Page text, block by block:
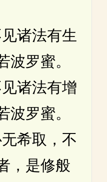
诸法有生
波罗蜜。
诸法有增
波罗蜜。
希取，不
，是修般